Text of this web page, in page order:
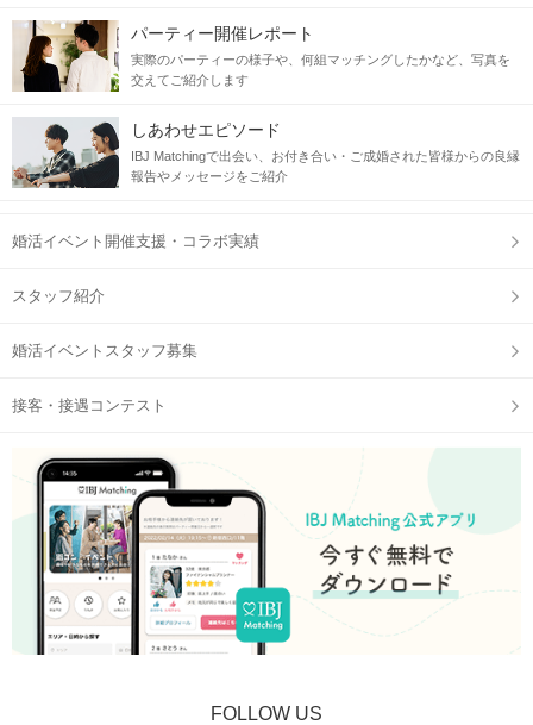
STEP3 【個室8対8】トークタイムスタート
パーティー開催レポート
実際のパーティーの様子や、何組マッチングしたかなど、写真を
交えてご紹介します
しあわせエピソード
IBJ Matchingで出会い、お付き合い・ご成婚された皆様からの良縁
報告やメッセージをご紹介
婚活イベント開催支援・コラボ実績
スタッフ紹介
婚活イベントスタッフ募集
接客・接遇コンテスト
FOLLOW US